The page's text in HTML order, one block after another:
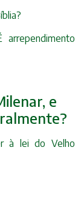
e
à lei do Velho